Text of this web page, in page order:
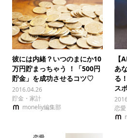
彼には内緒？いつのまにか10
万円貯まっちゃう ！「500円
貯金」を成功させるコツ♡
2016.04.26
貯金・家計
moneliy編集部
【
あ
る
ス
恋愛